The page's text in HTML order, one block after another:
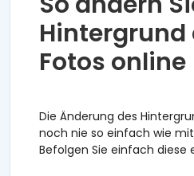
Hintergrund
Fotos online
Die Änderung des
noch nie so einfach wie
Befolgen Sie einfach diese